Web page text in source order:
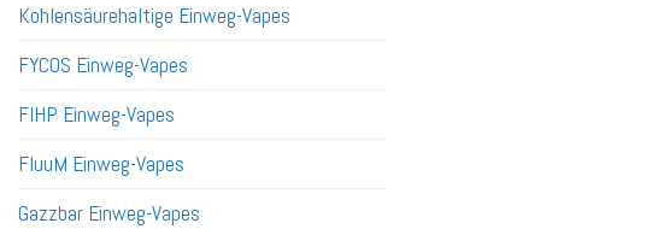
Kohlensäurehaltige Einweg-Vapes
FYCOS Einweg-Vapes
FIHP Einweg-Vapes
FluuM Einweg-Vapes
Gazzbar Einweg-Vapes